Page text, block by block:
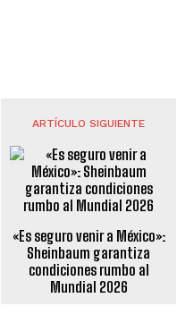
ARTÍCULO SIGUIENTE
«Es seguro venir a México»:
Sheinbaum garantiza
condiciones rumbo al
Mundial 2026